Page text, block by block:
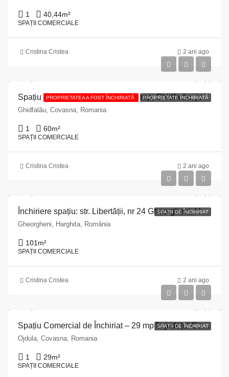
1 40,44m²
SPAȚII COMERCIALE
Cristina Cristea 2 ani ago
PROPRIETATEA A FOST ÎNCHIRIATĂ PROPRIETATE ÎNCHIRIATĂ
Spațiu comercial de închiriat – 21 mp, Ghidfalău, județul Covasna
Ghidfalău, Covasna, Romania
1 60m²
SPAȚII COMERCIALE
Cristina Cristea 2 ani ago
SPAȚII DE ÎNCHIRIAT
Închiriere spațiu: str. Libertății, nr 24 Gheorgheni, Harghita
Gheorgheni, Harghita, România
101 m²
SPAȚII COMERCIALE
Cristina Cristea 2 ani ago
SPAȚII DE ÎNCHIRIAT
Spațiu Comercial de Închiriat – 29 mp în județul Covasna, Ojdula
Ojdula, Covasna, Romania
1 29m²
SPAȚII COMERCIALE